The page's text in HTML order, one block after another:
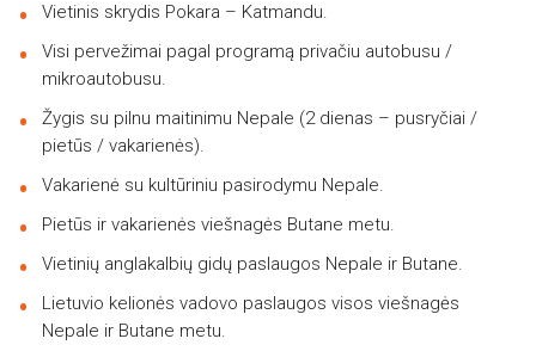
Vietinis skrydis Pokara – Katmandu.
Visi pervežimai pagal programą privačiu autobusu /
mikroautobusu.
Žygis su pilnu maitinimu Nepale (2 dienas – pusryčiai /
pietūs / vakarienės).
Vakarienė su kultūriniu pasirodymu Nepale.
Pietūs ir vakarienės viešnagės Butane metu.
Vietinių anglakalbių gidų paslaugos Nepale ir Butane.
Lietuvio kelionės vadovo paslaugos visos viešnagės
Nepale ir Butane metu.